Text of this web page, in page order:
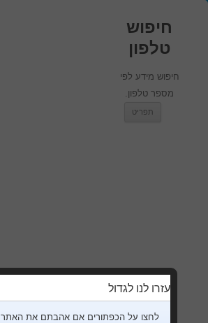
חיפוש
טלפון
חיפוש מידע לפי
מספר טלפון.
תפריט
עזרו לנו לגדול
לחצו על הכפתורים אם אהבתם את האתר